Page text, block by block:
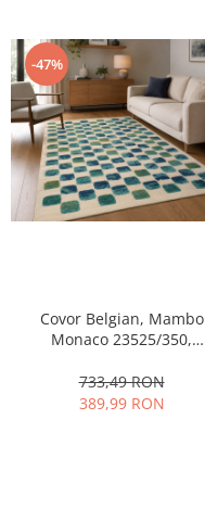
-47%
Covor Belgian, Mambo
Monaco 23525/350,
733,49 RON
389,99 RON